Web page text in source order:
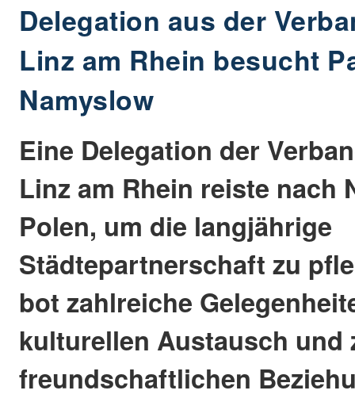
Delegation aus der
Linz am Rhein besucht
Namyslow
Eine Delegation der
Linz am Rhein reiste nach
Polen, um die langjährige
Städtepartnerschaft zu
bot zahlreiche
kulturellen Austausch und
freundschaftlichen